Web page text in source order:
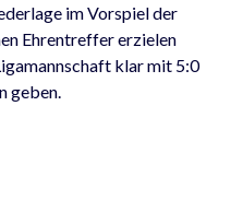
im Vorspiel der
Ehrentreffer erzielen
klar mit 5:0
geben.